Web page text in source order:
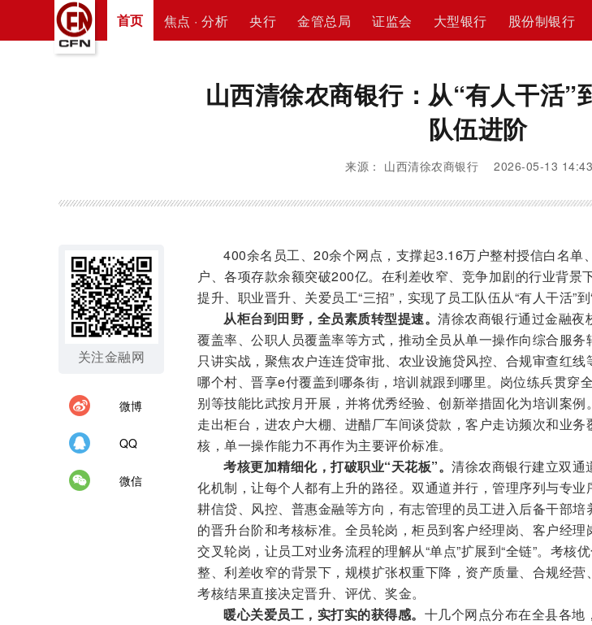
首页 焦点 · 分析 央行 金管总局 证监会 大型银行 股份制银行
山西清徐农商银行：从“有人干活”
队伍进阶
来源： 山西清徐农商银行 2026-05-13
关注金融网
微博
QQ
微信
400余名员工、20余个网点，支撑起3.16万户整村授信白名单
户、各项存款余额突破200亿。在利差收窄、竞争加剧的行业背景
提升、职业晋升、关爱员工“三招”，实现了员工队伍从“有人干活”到
从柜台到田野，全员素质转型提速。 清徐农商银行通过金融夜
覆盖率、公职人员覆盖率等方式，推动全员从单一操作向综合服务
只讲实战，聚焦农户连连贷审批、农业设施贷风控、合规审查红
哪个村、晋享e付覆盖到哪条街，培训就跟到哪里。岗位练兵贯穿
别等技能比武按月开展，并将优秀经验、创新举措固化为培训案
走出柜台，进农户大棚、进醋厂车间谈贷款，客户走访频次和业
核，单一操作能力不再作为主要评价标准。
考核更加精细化，打破职业“天花板”。 清徐农商银行建立双通
化机制，让每个人都有上升的路径。双通道并行，管理序列与专业
耕信贷、风控、普惠金融等方向，有志管理的员工进入后备干部培
的晋升台阶和考核标准。全员轮岗，柜员到客户经理岗、客户经理
交叉轮岗，让员工对业务流程的理解从“单点”扩展到“全链”。考核
整、利差收窄的背景下，规模扩张权重下降，资产质量、合规经营
考核结果直接决定晋升、评优、奖金。
暖心关爱员工，实打实的获得感。 十几个网点分布在全县各地